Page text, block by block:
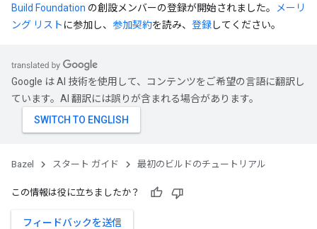
Build Foundation の創設メンバーの登録が開始されました。
メーリ
ング リスト に参加し、 参加契約を読み、 登録してください。
Google は AI 技術を使用して、コンテンツをご希望の言語に翻訳し
ています。AI 翻訳には誤りが含まれる場合があります。
Bazel スタート ガイド 最初のビルドのチュートリアル
この情報は役に立ちましたか？
フィードバックを送信